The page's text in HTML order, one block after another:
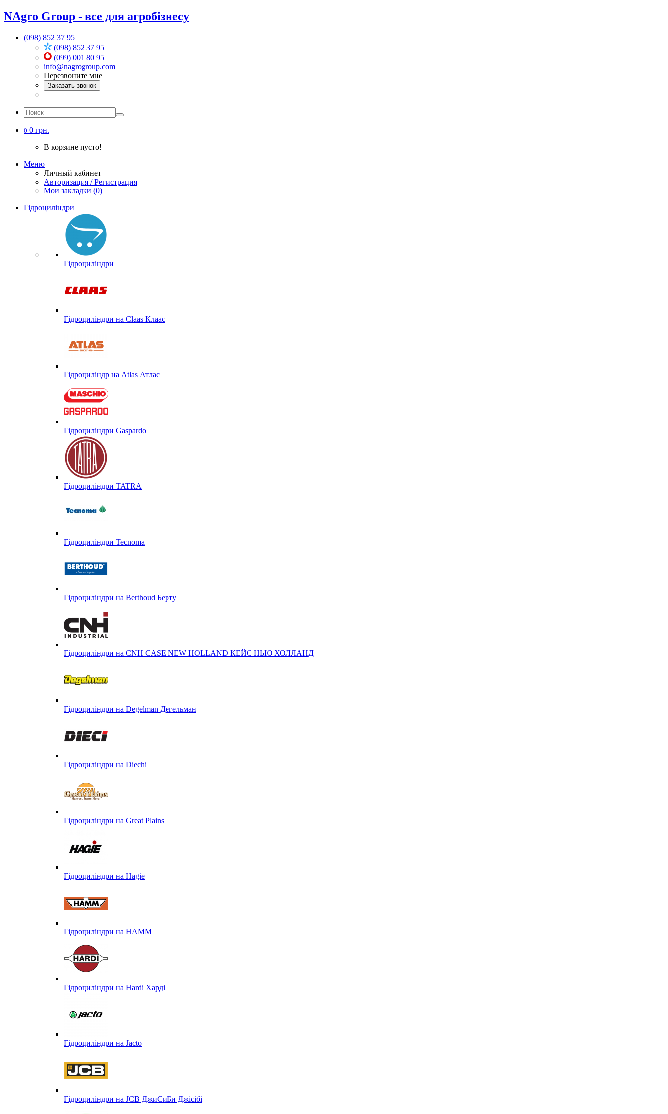
NAgro Group - все для агробізнесу
(098) 852 37 95
(098) 852 37 95
(099) 001 80 95
info@nagrogroup.com
Перезвоните мне
Заказать звонок
0 0 грн.
В корзине пусто!
Меню
Личный кабинет
Авторизация / Регистрация
Мои закладки (0)
Гідроциліндри
Гідроциліндри
Гідроциліндри на Claas Клаас
Гідроциліндр на Atlas Атлас
Гідроциліндри Gaspardo
Гідроциліндри TATRA
Гідроциліндри Tecnoma
Гідроциліндри на Berthoud Берту
Гідроциліндри на CNH CASE NEW HOLLAND КЕЙС НЬЮ ХОЛЛАНД
Гідроциліндри на Degelman Дегельман
Гідроциліндри на Diechi
Гідроциліндри на Great Plains
Гідроциліндри на Hagie
Гідроциліндри на HAMM
Гідроциліндри на Hardi Харді
Гідроциліндри на Jacto
Гідроциліндри на JCB ДжиСиБи Джісібі